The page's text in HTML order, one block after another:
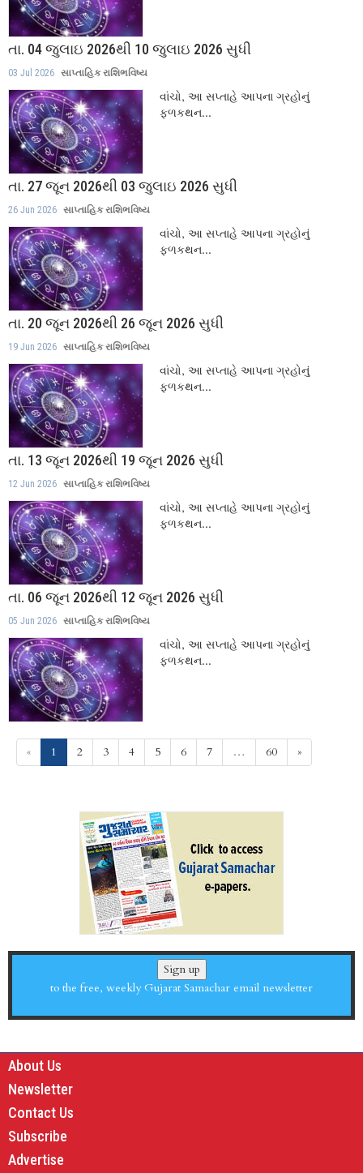
તા. 04 જુલાઇ 2026થી 10 જુલાઇ 2026 સુધી
03 Jul 2026 સાપ્તાહિક રાશિભવિષ્ય
વાંચો, આ સપ્તાહે આપના ગ્રહોનું
ફળકથન...
તા. 27 જૂન 2026થી 03 જુલાઇ 2026 સુધી
26 Jun 2026 સાપ્તાહિક રાશિભવિષ્ય
વાંચો, આ સપ્તાહે આપના ગ્રહોનું
ફળકથન...
તા. 20 જૂન 2026થી 26 જૂન 2026 સુધી
19 Jun 2026 સાપ્તાહિક રાશિભવિષ્ય
વાંચો, આ સપ્તાહે આપના ગ્રહોનું
ફળકથન...
તા. 13 જૂન 2026થી 19 જૂન 2026 સુધી
12 Jun 2026 સાપ્તાહિક રાશિભવિષ્ય
વાંચો, આ સપ્તાહે આપના ગ્રહોનું
ફળકથન...
તા. 06 જૂન 2026થી 12 જૂન 2026 સુધી
05 Jun 2026 સાપ્તાહિક રાશિભવિષ્ય
વાંચો, આ સપ્તાહે આપના ગ્રહોનું
ફળકથન...
« 1 (current)
2 3 4 5 6 7 … 60 »
Sign up
to the free, weekly Gujarat Samachar email newsletter
About Us
Newsletter
Contact Us
Subscribe
Advertise